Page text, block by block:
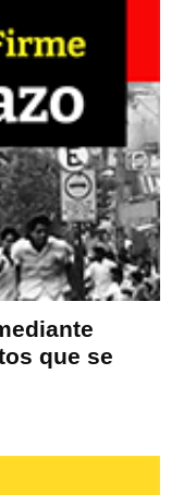
que se